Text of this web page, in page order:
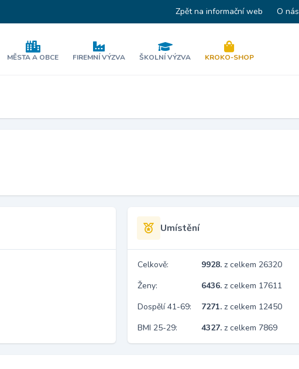
Zpět na informační web O nás
MĚSTA A OBCE FIREMNÍ VÝZVA ŠKOLNÍ VÝZVA KROKO-SHOP
Umístění
Celkově: 9928. z celkem 26320
Ženy:
6436. z celkem 17611
Dospělí 41-69:
7271. z celkem 12450
BMI 25-29:
4327. z celkem 7869